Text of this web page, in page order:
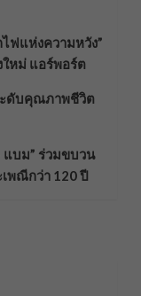
ไฟแห่งความหวัง”
หม่ แอร์พอร์ต
ะดับคุณภาพชีวิต
แบม” ร่วมขบวน
พณีกว่า 120 ปี